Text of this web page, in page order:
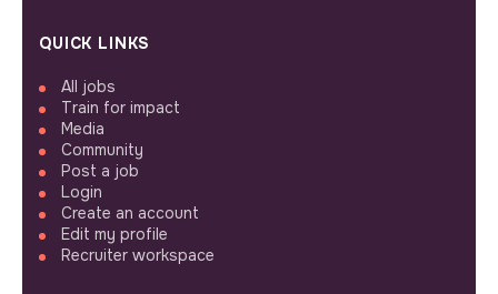
QUICK LINKS
All jobs
Train for impact
Media
Community
Post a job
Login
Create an account
Edit my profile
Recruiter workspace